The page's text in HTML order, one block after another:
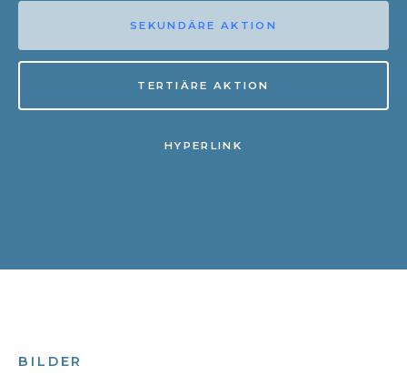
SEKUNDÄRE AKTION
TERTIÄRE AKTION
HYPERLINK
BILDER